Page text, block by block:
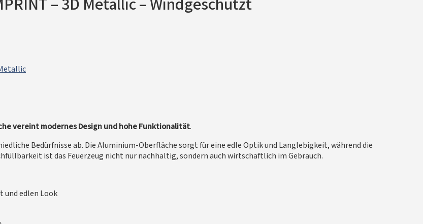
– 3D Metallic – Windgeschützt
vereint modernes Design und hohe Funktionalität.
Bedürfnisse ab. Die Aluminium-Oberfläche sorgt für eine edle Optik und Langlebigkeit, während die
ist das Feuerzeug nicht nur nachhaltig, sondern auch wirtschaftlich im Gebrauch.
edlen Look